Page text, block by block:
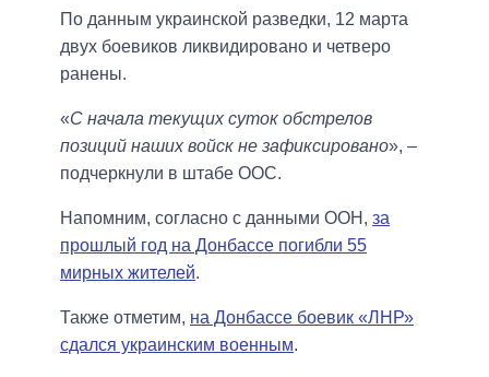
По данным украинской разведки, 12 марта
двух боевиков ликвидировано и четверо
ранены.
«С начала текущих суток обстрелов
позиций наших войск не зафиксировано», –
подчеркнули в штабе ООС.
Напомним, согласно с данными ООН, за
прошлый год на Донбассе погибли 55
мирных жителей.
Также отметим, на Донбассе боевик «ЛНР»
сдался украинским военным.